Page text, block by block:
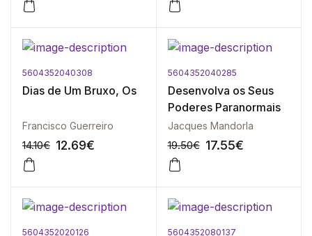
5604352040308
Dias de Um Bruxo, Os
Francisco Guerreiro
14.10€ 12.69€
5604352040285
Desenvolva os Seus
Poderes Paranormais
Jacques Mandorla
19.50€ 17.55€
5604352020126 5604352080137